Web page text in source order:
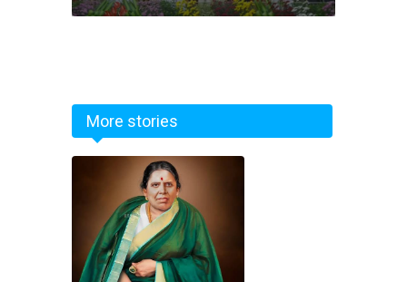
More stories